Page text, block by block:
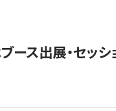
ース出展・セッ